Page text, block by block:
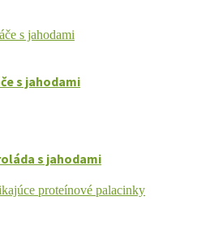
s jahodami
s jahodami